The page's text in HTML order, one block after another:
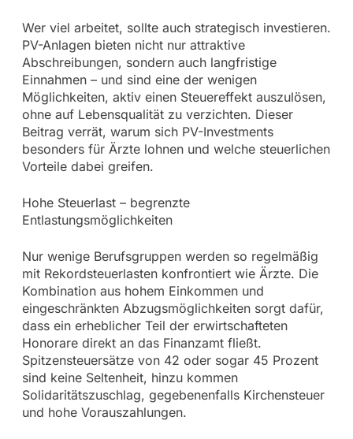
Wer viel arbeitet, sollte auch strategisch investieren.
PV-Anlagen bieten nicht nur attraktive
Abschreibungen, sondern auch langfristige
Einnahmen – und sind eine der wenigen
Möglichkeiten, aktiv einen Steuereffekt auszulösen,
ohne auf Lebensqualität zu verzichten. Dieser
Beitrag verrät, warum sich PV-Investments
besonders für Ärzte lohnen und welche steuerlichen
Vorteile dabei greifen.
Hohe Steuerlast – begrenzte
Entlastungsmöglichkeiten
Nur wenige Berufsgruppen werden so regelmäßig
mit Rekordsteuerlasten konfrontiert wie Ärzte. Die
Kombination aus hohem Einkommen und
eingeschränkten Abzugsmöglichkeiten sorgt dafür,
dass ein erheblicher Teil der erwirtschafteten
Honorare direkt an das Finanzamt fließt.
Spitzensteuersätze von 42 oder sogar 45 Prozent
sind keine Seltenheit, hinzu kommen
Solidaritätszuschlag, gegebenenfalls Kirchensteuer
und hohe Vorauszahlungen.